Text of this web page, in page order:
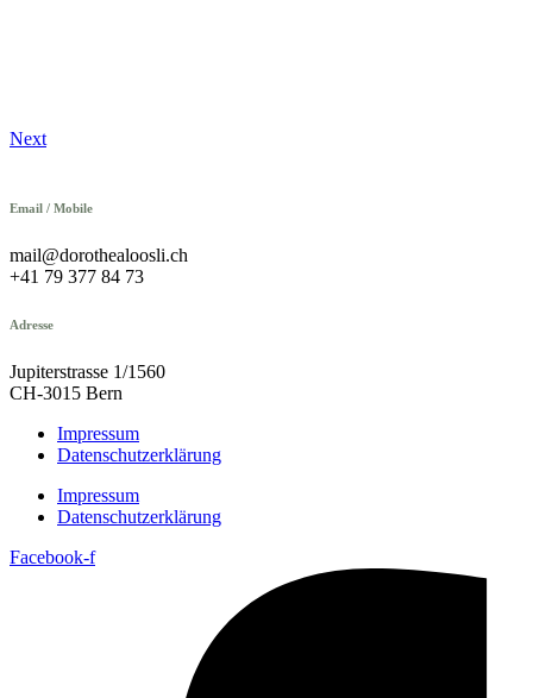
Next
Email / Mobile
mail@dorothealoosli.ch
+41 79 377 84 73
Adresse
Jupiterstrasse 1/1560
CH-3015 Bern
Impressum
Datenschutzerklärung
Impressum
Datenschutzerklärung
Facebook-f